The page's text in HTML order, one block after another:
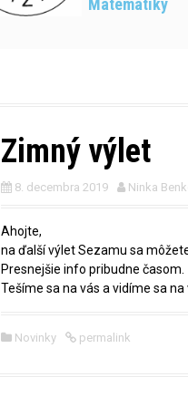
Matematiky
Zimný výlet
8. decembra 2019 Ninka
Ahojte,
na ďalší výlet Sezamu sa
Presnejšie info pribudne časom.
Tešíme sa na vás a vidíme sa na
Novinky permalink